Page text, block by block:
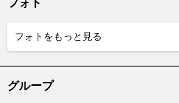
フォト
フォトをもっと見る
グループ